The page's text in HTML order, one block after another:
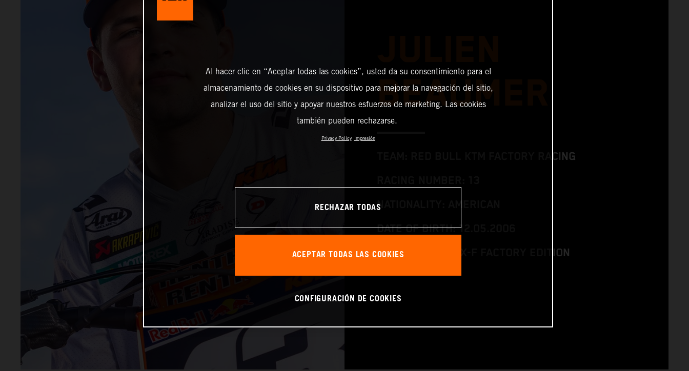
BEAUMER
TEAM: RED BULL KTM FACTORY RACING
NATIONALITY: AMERICAN
DATE OF BIRTH: 12.05.2006
BIKE: KTM 250 SX-F FACTORY EDITION
Al hacer clic en “Aceptar todas las cookies”, usted da su consentimiento para el
almacenamiento de cookies en su dispositivo para mejorar la navegación del sitio,
analizar el uso del sitio y apoyar nuestros esfuerzos de marketing. Las cookies
también pueden rechazarse.
Privacy Policy Impresión
RECHAZAR TODAS
ACEPTAR TODAS LAS COOKIES
CONFIGURACIÓN DE COOKIES